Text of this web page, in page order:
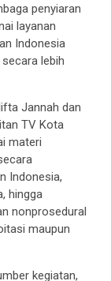
penyiaran
layanan
Indonesia
lebih
Jannah dan
TV Kota
materi
Indonesia,
hingga
nonprosedural
maupun
kegiatan,